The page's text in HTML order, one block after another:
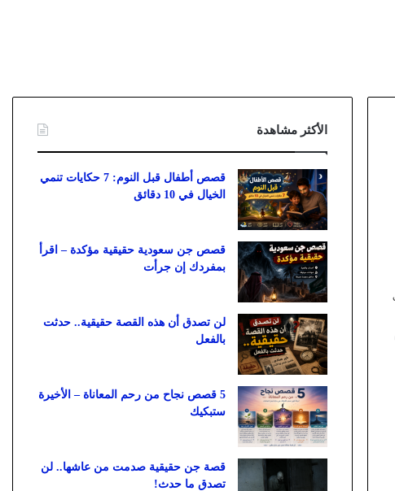
الأكثر مشاهدة
قصص أطفال قبل النوم: 7 حكايات تنمي
الخيال في 10 دقائق
قصص جن سعودية حقيقية مؤكدة – اقرأ
بمفردك إن جرأت
لن تصدق أن هذه القصة حقيقية.. حدثت
بالفعل
5 قصص نجاح من رحم المعاناة – الأخيرة
ستبكيك
قصة جن حقيقية صدمت من عاشها.. لن
تصدق ما حدث!